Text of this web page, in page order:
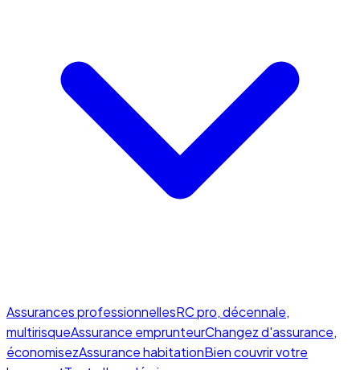
Assurances professionnellesRC pro, décennale,
multirisqueAssurance emprunteurChangez d'assurance,
économisezAssurance habitationBien couvrir votre